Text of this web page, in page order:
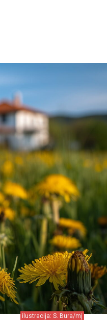
ilustracija: S. Bura/mj